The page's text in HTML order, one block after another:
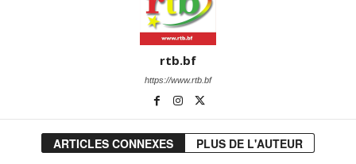
rtb.bf
https://www.rtb.bf
ARTICLES CONNEXES PLUS DE L'AUTEUR